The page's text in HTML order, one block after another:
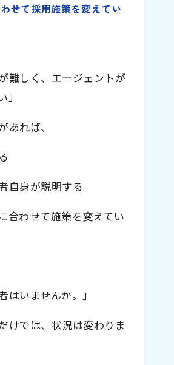
せて採用施策を変えてい
難しく、エージェントが
あれば、
自身が説明する
合わせて施策を変えてい
はいませんか。」
けでは、状況は変わりま